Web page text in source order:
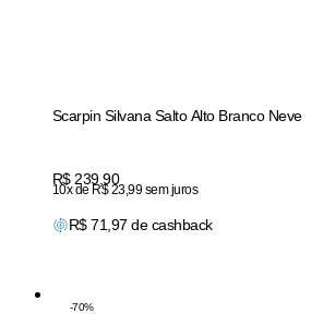
Scarpin Silvana Salto Alto Branco Neve
Price:
R$ 239,90
10x de R$ 23,99 sem juros
R$71,97 de cashback
-70%